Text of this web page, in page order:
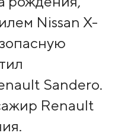
Nissan X-
Sandero.
Renault